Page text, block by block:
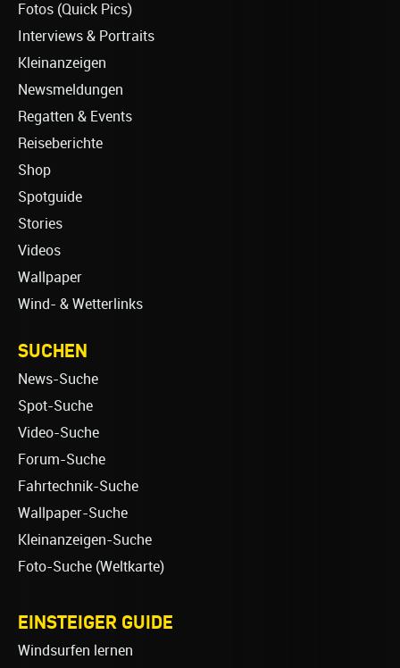
Fotos (Quick Pics)
Interviews & Portraits
Kleinanzeigen
Newsmeldungen
Regatten & Events
Reiseberichte
Shop
Spotguide
Stories
Videos
Wallpaper
Wind- & Wetterlinks
SUCHEN
News-Suche
Spot-Suche
Video-Suche
Forum-Suche
Fahrtechnik-Suche
Wallpaper-Suche
Kleinanzeigen-Suche
Foto-Suche (Weltkarte)
EINSTEIGER GUIDE
Windsurfen lernen